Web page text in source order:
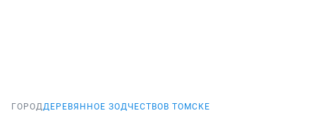
ГОРОДДЕРЕВЯННОЕ ЗОДЧЕСТВО В ТОМСКЕ